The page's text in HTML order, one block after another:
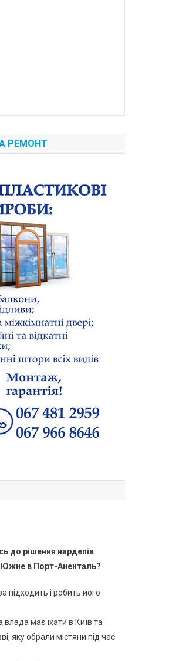
РЕМОНТ
до рішення нардепів
Южне в Порт-Аненталь?
підходить і робить його
влада має їхати в Київ та
яку обрали містяни під час